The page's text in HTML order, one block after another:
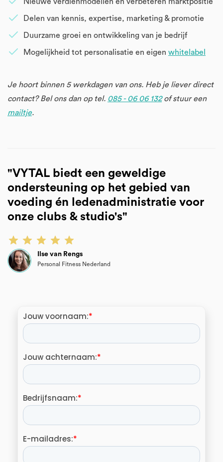
Delen van kennis, expertise, marketing & promotie
Duurzame groei en ontwikkeling van je bedrijf
Mogelijkheid tot personalisatie en eigen whitelabel
Je hoort binnen 5 werkdagen van ons. Heb je liever direct
contact? Bel ons dan op tel. 085 - 06 06 132of stuur een
mailtje.
"VYTAL biedt een geweldige
ondersteuning op het gebied van
voeding én ledenadministratie voor
onze clubs & studio's"
Ilse van Rengs
Personal Fitness Nederland